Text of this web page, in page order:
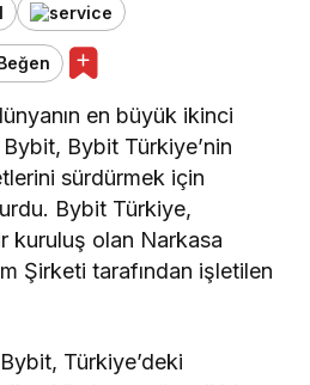
en büyük ikinci
Bybit Türkiye’nin
sürdürmek için
Bybit Türkiye,
kuruluş olan Narkasa
Şirketi tarafından işletilen
Türkiye’deki